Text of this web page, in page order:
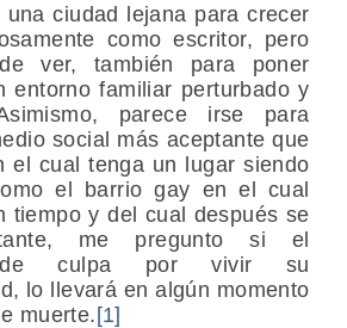
ciudad lejana para crecer
como escritor, pero
ver, también para poner
entorno familiar perturbado y
parece irse para
social más aceptante que
el cual tenga un lugar siendo
el barrio gay en el cual
tiempo y del cual después se
me pregunto si el
de culpa por vivir su
lo llevará en algún momento
muerte.[1]